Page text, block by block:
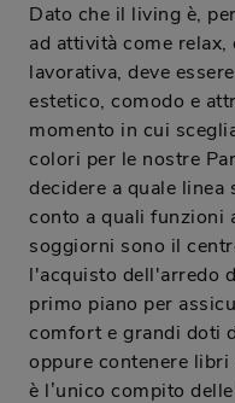
Dato che il living è,
ad attività come
lavorativa, deve
estetico, comodo e
momento in cui
colori per le nostre
decidere a quale
conto a quali funzioni
soggiorni sono il
l'acquisto dell'arredo
primo piano per
comfort e grandi doti
oppure contenere
è l’unico compito